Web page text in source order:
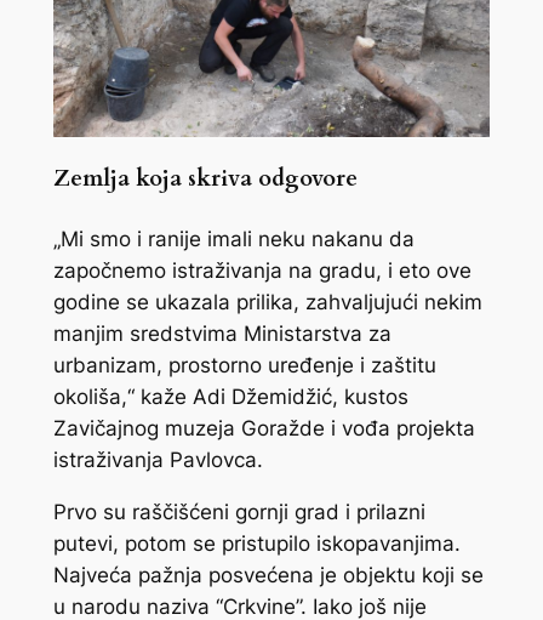
Zemlja koja skriva odgovore
„Mi smo i ranije imali neku nakanu da
započnemo istraživanja na gradu, i eto ove
godine se ukazala prilika, zahvaljujući nekim
manjim sredstvima Ministarstva za
urbanizam, prostorno uređenje i zaštitu
okoliša,“ kaže Adi Džemidžić, kustos
Zavičajnog muzeja Goražde i vođa projekta
istraživanja Pavlovca.
Prvo su raščišćeni gornji grad i prilazni
putevi, potom se pristupilo iskopavanjima.
Najveća pažnja posvećena je objektu koji se
u narodu naziva “Crkvine”. Iako još nije